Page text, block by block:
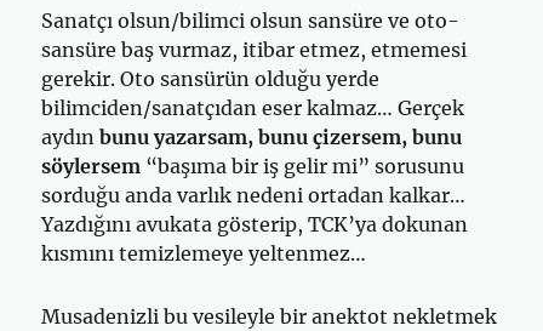
Sanatçı olsun/bilimci olsun sansüre ve oto-
sansüre baş vurmaz, itibar etmez, etmemesi
gerekir. Oto sansürün olduğu yerde
bilimciden/sanatçıdan eser kalmaz… Gerçek
aydınbunu yazarsam, bunu çizersem, bunu
söylersem “başıma bir iş gelir mi” sorusunu
sorduğu anda varlık nedeni ortadan kalkar…
Yazdığını avukata gösterip, TCK’ya dokunan
kısmını temizlemeye yeltenmez…
Musadenizli bu vesileyle bir anektot nekletmek